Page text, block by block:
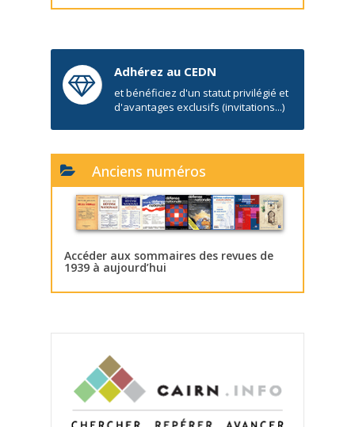
Adhérez au CEDN
et bénéficiez d'un statut privilégié et
d'avantages exclusifs (invitations...)
Anciens numéros
Accéder aux sommaires des revues de
1939 à aujourd’hui